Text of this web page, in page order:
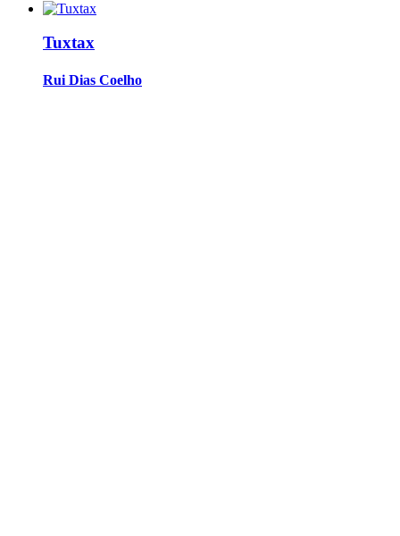
Tuxtax
Rui Dias Coelho